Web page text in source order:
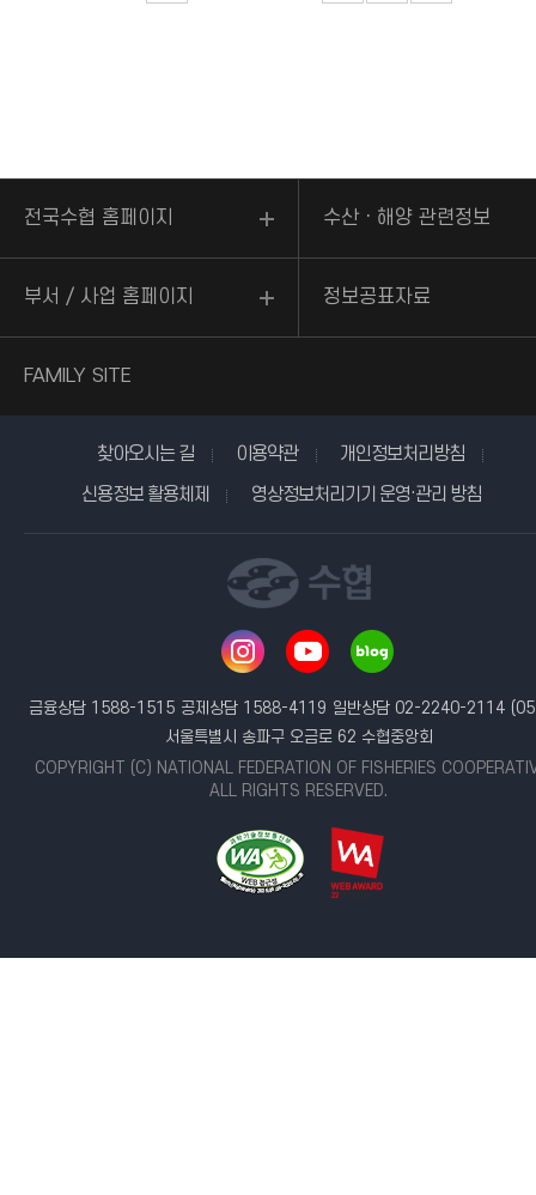
전국수협 홈페이지 수산ㆍ해양 관련정보
부서 / 사업 홈페이지 정보공표자료
FAMILY SITE
찾아오시는 길 이용약관
개인정보처리방침
신용정보 활용체제
영상정보처리기기 운영·관리 방침
금융상담 1588-1515 공제상담 1588-4119 일반상담 02-2240-2114
서울특별시 송파구 오금로 62 수협중앙회
COPYRIGHT (C) NATIONAL FEDERATION OF FISHERIES
ALL RIGHTS RESERVED.